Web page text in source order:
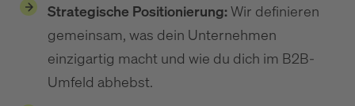
Strategische Positionierung:Wir definieren
gemeinsam, was dein Unternehmen
einzigartig macht und wie du dich im B2B-
Umfeld abhebst.